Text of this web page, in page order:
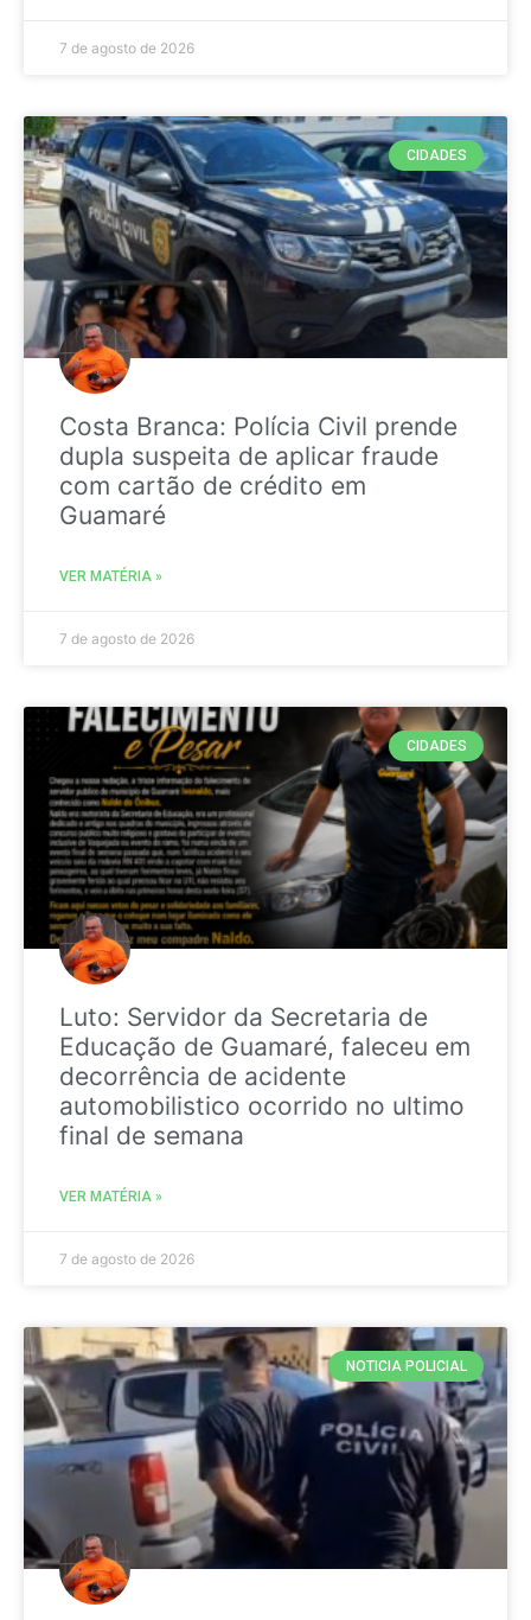
7 de agosto de 2026
CIDADES
Costa Branca: Polícia Civil prende
dupla suspeita de aplicar fraude
com cartão de crédito em
Guamaré
VER MATÉRIA »
7 de agosto de 2026
CIDADES
Luto: Servidor da Secretaria de
Educação de Guamaré, faleceu em
decorrência de acidente
automobilistico ocorrido no ultimo
final de semana
VER MATÉRIA »
7 de agosto de 2026
NOTICIA POLICIAL